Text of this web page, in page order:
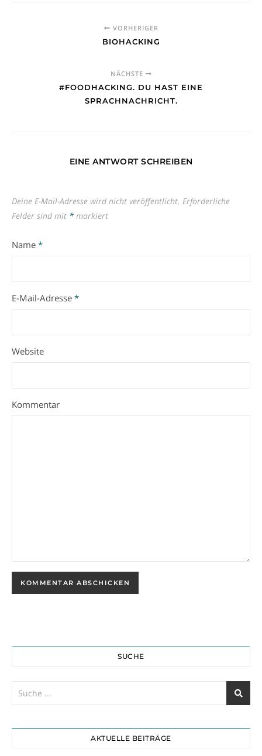
VORHERIGER
BIOHACKING
NÄCHSTE
#FOODHACKING. DU HAST EINE
SPRACHNACHRICHT.
EINE ANTWORT SCHREIBEN
Deine E-Mail-Adresse wird nicht veröffentlicht. Erforderliche
Felder sind mit * markiert
Name *
E-Mail-Adresse *
Website
Kommentar
SUCHE
AKTUELLE BEITRÄGE